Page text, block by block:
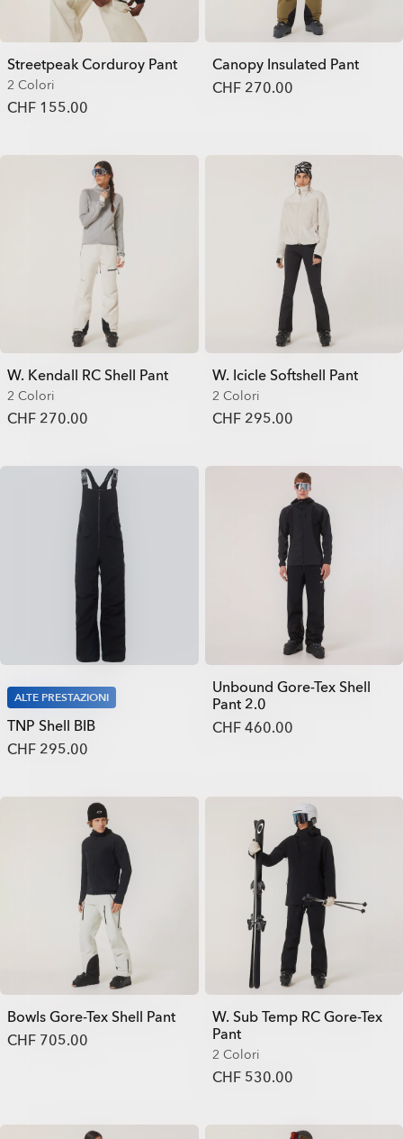
Streetpeak Corduroy Pant
2 Colori
CHF 155.00
Canopy Insulated Pant
CHF 270.00
W. Kendall RC Shell Pant
2 Colori
CHF 270.00
W. Icicle Softshell Pant
2 Colori
CHF 295.00
ALTE PRESTAZIONI
TNP Shell BIB
CHF 295.00
Unbound Gore-Tex Shell
Pant 2.0
CHF 460.00
Bowls Gore-Tex Shell Pant
CHF 705.00
W. Sub Temp RC Gore-Tex
Pant
2 Colori
CHF 530.00